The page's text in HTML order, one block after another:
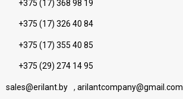
+375 (17) 368 98 19
+375 (17) 326 40 84
+375 (17) 355 40 85
+375 (29) 274 14 95
sales@erilant.by , arilantcompany@gmail.com